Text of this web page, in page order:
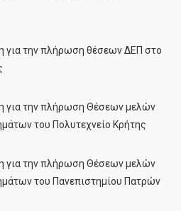
για την πλήρωση θέσεων ΔΕΠ στο
για την πλήρωση Θέσεων μελών
του Πολυτεχνείο Κρήτης
για την πλήρωση Θέσεων μελών
του Πανεπιστημίου Πατρών